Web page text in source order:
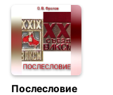
Послесловие